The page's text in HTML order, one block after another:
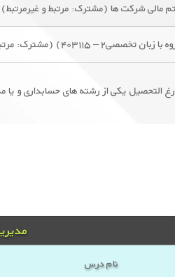
مالی شرکت ها (مشترک: مرتبط و غیرمرتبط)
(مشترک: مرتبط و غیرمرتبط)
التحصیل یکی از رشته های حسابداری و
نام درس